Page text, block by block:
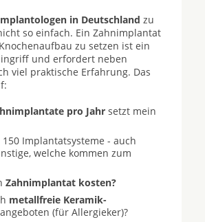
in Deutschland zu
so einfach. Ein Zahnimplantat
zu setzen ist ein
und erfordert neben
viel praktische Erfahrung. Das
pro Jahr setzt mein
Implantatsysteme - auch
welche kommen zum
Zahnimplantat kosten?
metallfreie Keramik-
angeboten (für Allergieker)?